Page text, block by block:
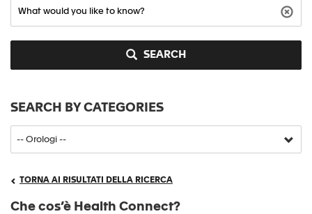
SEARCH
SEARCH BY CATEGORIES
TORNA AI RISULTATI DELLA RICERCA
Che cos’è Health Connect?